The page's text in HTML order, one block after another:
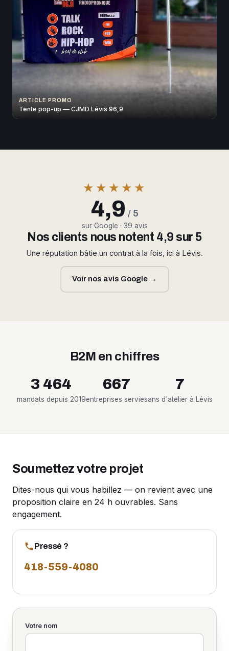
ARTICLE PROMO
Tente pop-up — CJMD Lévis 96,9
★★★★★
4,9 / 5
sur Google · 39 avis
Nos clients nous notent 4,9 sur 5
Une réputation bâtie un contrat à la fois, ici à Lévis.
Voir nos avis Google →
B2M en chiffres
3 464
mandats depuis 2019
667
entreprises servies
7
ans d'atelier à Lévis
Soumettez votre projet
Dites-nous qui vous habillez — on revient avec une
proposition claire en 24 h ouvrables. Sans
engagement.
Pressé ?
418-559-4080
Votre nom